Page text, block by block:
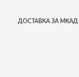
ДОСТАВКА ЗА МКАД